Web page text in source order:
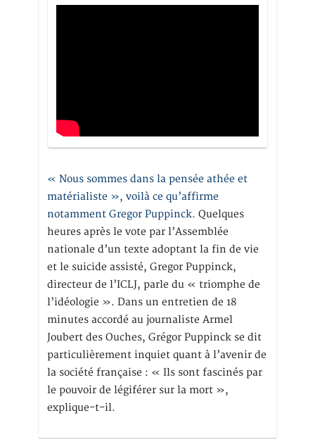
« Nous sommes dans la pensée athée et
matérialiste », voilà ce qu’affirme
notamment Gregor Puppinck. Quelques
heures après le vote par l’Assemblée
nationale d’un texte adoptant la fin de vie
et le suicide assisté, Gregor Puppinck,
directeur de l’ICLJ, parle du « triomphe de
l’idéologie ». Dans un entretien de 18
minutes accordé au journaliste Armel
Joubert des Ouches, Grégor Puppinck se dit
particulièrement inquiet quant à l’avenir de
la société française : « Ils sont fascinés par
le pouvoir de légiférer sur la mort »,
explique-t-il.